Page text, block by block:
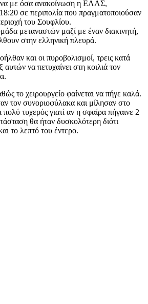
με όσα ανακοίνωση η ΕΛΑΣ,
σε περιπολία που πραγματοποιούσαν
του Σουφλίου.
μεταναστών μαζί με έναν διακινητή,
στην ελληνική πλευρά.
και οι πυροβολισμοί, τρεις κατά
να πετυχαίνει στη κοιλιά τον
το χειρουργείο φαίνεται να πήγε καλά.
τον συνοριοφύλακα και μίλησαν στο
τυχερός γιατί αν η σφαίρα πήγαινε 2
θα ήταν δυσκολότερη διότι
το λεπτό του έντερο.